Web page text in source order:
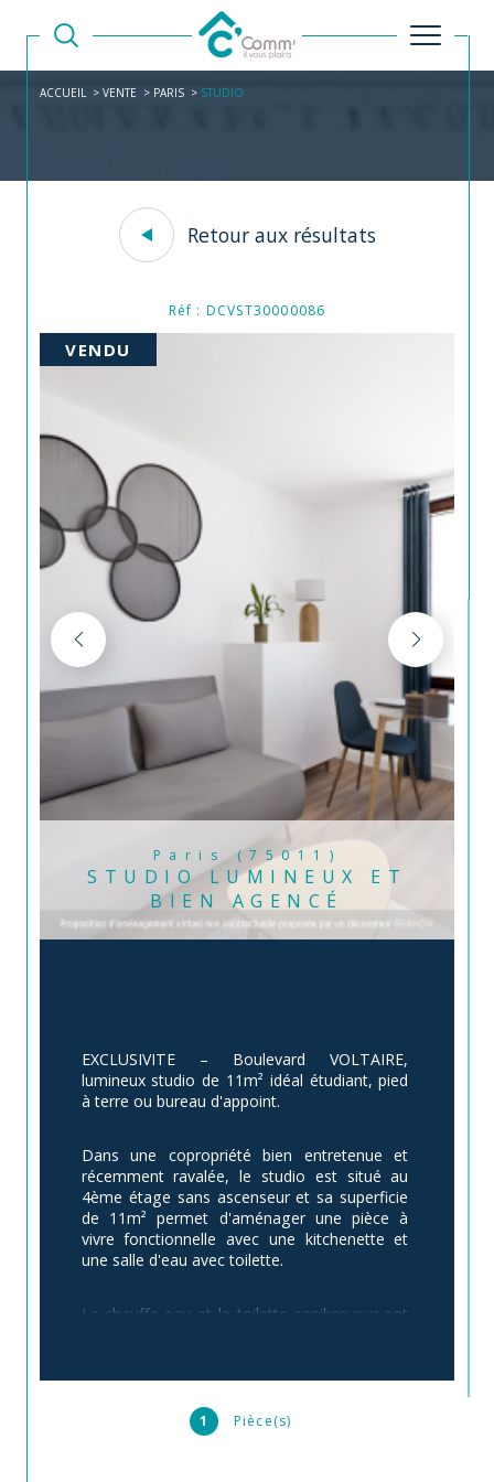
ACCUEIL VENTE PARIS STUDIO
Retour aux résultats
Réf : DCVST30000086
VENDU
Paris (75011)
STUDIO LUMINEUX ET
BIEN AGENCÉ
1 Pièce(s)
EXCLUSIVITE – Boulevard VOLTAIRE,
lumineux studio de 11m² idéal étudiant, pied
à terre ou bureau d'appoint.
Dans une copropriété bien entretenue et
récemment ravalée, le studio est situé au
4ème étage sans ascenseur et sa superficie
de 11m² permet d'aménager une pièce à
vivre fonctionnelle avec une kitchenette et
une salle d'eau avec toilette.
Le chauffe-eau et le toilette sanibroyeur ont
L'appartement est équipé de la fibre et de